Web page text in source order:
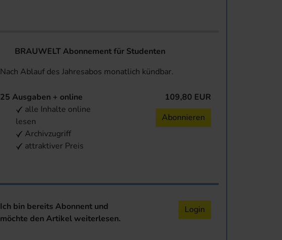
BRAUWELT Abonnement für Studenten
Nach Ablauf des Jahresabos monatlich kündbar.
25 Ausgaben + online
alle Inhalte online
lesen
Archivzugriff
attraktiver Preis
109,80 EUR
Abonnieren
Ich bin bereits Abonnent und
möchte den Artikel weiterlesen.
Login